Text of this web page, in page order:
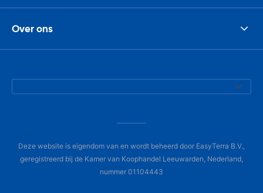
Over ons
Deze website is eigendom van en wordt beheerd door EasyTerra B.V.,
geregistreerd bij de Kamer van Koophandel Leeuwarden, Nederland,
nummer 01104443